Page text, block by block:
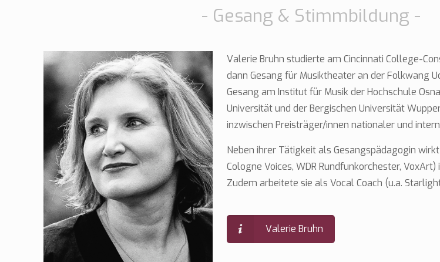
- Gesang & Stimmbildung -
Valerie Bruhn studierte am Cincinnati College-
dann Gesang für Musiktheater an der Folkwang
Gesang am Institut für Musik der Hochschule
Universität und der Bergischen Universität
inzwischen Preisträger/innen nationaler und
Neben ihrer Tätigkeit als Gesangspädagogin
Cologne Voices, WDR Rundfunkorchester,
Zudem arbeitete sie als Vocal Coach (u.a.
Valerie Bruhn